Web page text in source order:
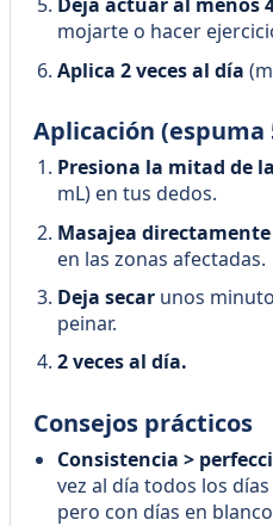
Deja actuar al menos
mojarte o hacer
Aplica 2 veces al día
Aplicación (espuma
Presiona la mitad de
mL) en tus dedos.
Masajea
en las zonas afectadas.
Deja secar unos
peinar.
2 veces al día.
Consejos prácticos
Consistencia >
vez al día todos los
pero con días en